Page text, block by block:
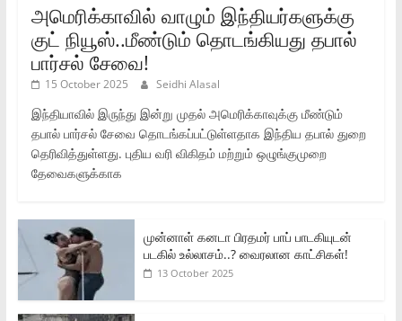
அமெரிக்காவில் வாழும் இந்தியர்களுக்கு
குட் நியூஸ்..மீண்டும் தொடங்கியது தபால்
பார்சல் சேவை!
15 October 2025 Seidhi Alasal
இந்தியாவில் இருந்து இன்று முதல் அமெரிக்காவுக்கு மீண்டும்
தபால் பார்சல் சேவை தொடங்கப்பட்டுள்ளதாக இந்திய தபால் துறை
தெரிவித்துள்ளது. புதிய வரி விகிதம் மற்றும் ஒழுங்குமுறை
தேவைகளுக்காக
முன்னாள் கனடா பிரதமர் பாப் பாடகியுடன்
படகில் உல்லாசம்..? வைரலான காட்சிகள்!
13 October 2025